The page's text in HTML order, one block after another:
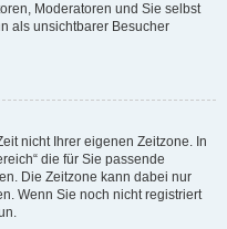
Moderatoren und Sie selbst
als unsichtbarer Besucher
nicht Ihrer eigenen Zeitzone. In
die für Sie passende
Die Zeitzone kann dabei nur
Wenn Sie noch nicht registriert